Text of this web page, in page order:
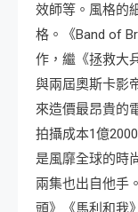
效師等。風格的
格。《Band of
作，繼《拯救大
與兩屆奧斯卡影
來造價最昂貴的
拍攝成本1億
是風靡全球的時
兩集也出自他手
頭》《馬利和我